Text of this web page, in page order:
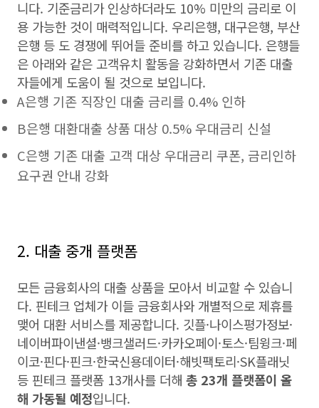
니다. 기준금리가 인상하더라도 10% 미만의 금리로 이
용 가능한 것이 매력적입니다. 우리은행, 대구은행, 부산
은행 등 도 경쟁에 뛰어들 준비를 하고 있습니다. 은행들
은 아래와 같은 고객유치 활동을 강화하면서 기존 대출
자들에게 도움이 될 것으로 보입니다.
A은행 기존 직장인 대출 금리를 0.4% 인하
B은행 대환대출 상품 대상 0.5% 우대금리 신설
C은행 기존 대출 고객 대상 우대금리 쿠폰, 금리인하
요구권 안내 강화
2. 대출 중개 플랫폼
모든 금융회사의 대출 상품을 모아서 비교할 수 있습니
다. 핀테크 업체가 이들 금융회사와 개별적으로 제휴를
맺어 대환 서비스를 제공합니다. 깃플·나이스평가정보·
네이버파이낸셜·뱅크샐러드·카카오페이·토스·팀윙크·페
이코·핀다·핀크·한국신용데이터·해빗팩토리·SK플래닛
등 핀테크 플랫폼 13개사를 더해 총 23개 플랫폼이 올
해 가동될 예정입니다.